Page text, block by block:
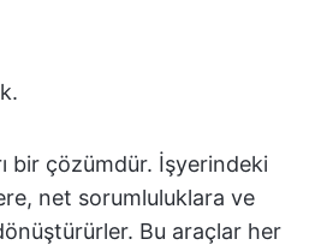
bir çözümdür. İşyerindeki
net sorumluluklara ve
Bu araçlar her